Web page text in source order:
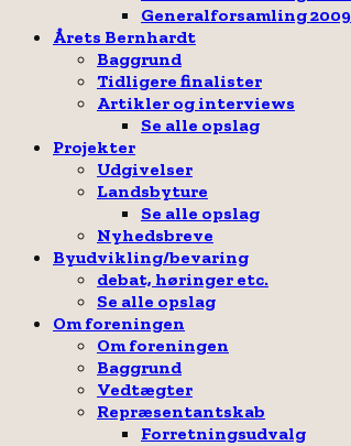
Generalforsamling 2009
Årets Bernhardt
Baggrund
Tidligere finalister
Artikler og interviews
Se alle opslag
Projekter
Udgivelser
Landsbyture
Se alle opslag
Nyhedsbreve
Byudvikling/bevaring
debat, høringer etc.
Se alle opslag
Om foreningen
Om foreningen
Baggrund
Vedtægter
Repræsentantskab
Forretningsudvalg